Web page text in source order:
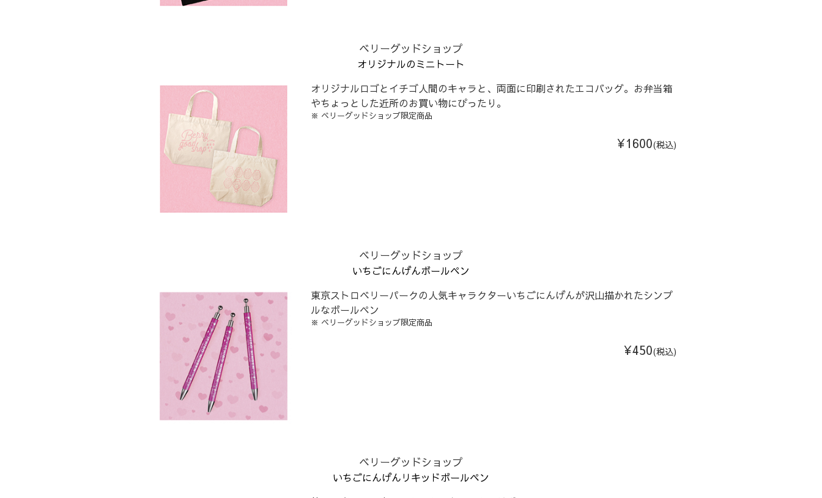
ベリーグッドショップ
オリジナルのミニトート
オリジナルロゴとイチゴ人間のキャラと、両面に印刷されたエコバッグ。お弁当箱
やちょっとした近所のお買い物にぴったり。
※ ベリーグッドショップ限定商品
¥1600(税込)
ベリーグッドショップ
いちごにんげんボールペン
東京ストロベリーパークの人気キャラクターいちごにんげんが沢山描かれたシンプ
ルなボールペン
※ ベリーグッドショップ限定商品
¥450(税込)
ベリーグッドショップ
いちごにんげんリキッドボールペン